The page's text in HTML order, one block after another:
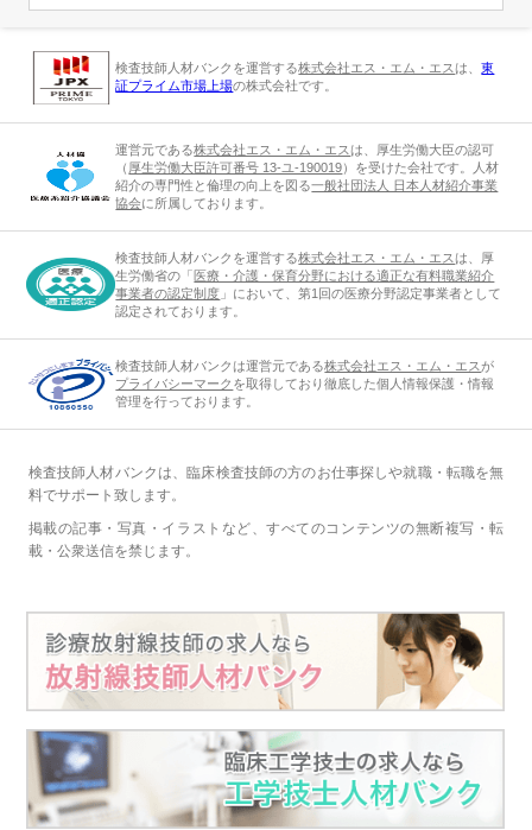
検査技師人材バンクを運営する株式会社エス・エム・エスは、東
証プライム市場上場の株式会社です。
運営元である株式会社エス・エム・エスは、厚生労働大臣の認可
（ 厚生労働大臣許可番号 13-ユ-190019）を受けた会社です。人材
紹介の専門性と倫理の向上を図る一般社団法人 日本人材紹介事業
協会に所属しております。
検査技師人材バンクを運営する株式会社エス・エム・エスは、厚
生労働省の「 医療・介護・保育分野における適正な有料職業紹介
事業者の認定制度 」において、第1回の医療分野認定事業者として
認定されております。
検査技師人材バンクは運営元である株式会社エス・エム・エスが
プライバシーマーク を取得しており徹底した個人情報保護・情報
管理を行っております。
検査技師人材バンクは、臨床検査技師の方のお仕事探しや就職・転職を無
料でサポート致します。
掲載の記事・写真・イラストなど、すべてのコンテンツの無断複写・転
載・公衆送信を禁じます。